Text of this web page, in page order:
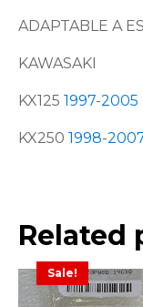
ADAPTABLE A
KAWASAKI
KX125 1997-2005
KX250 1998-
Related
Sale!